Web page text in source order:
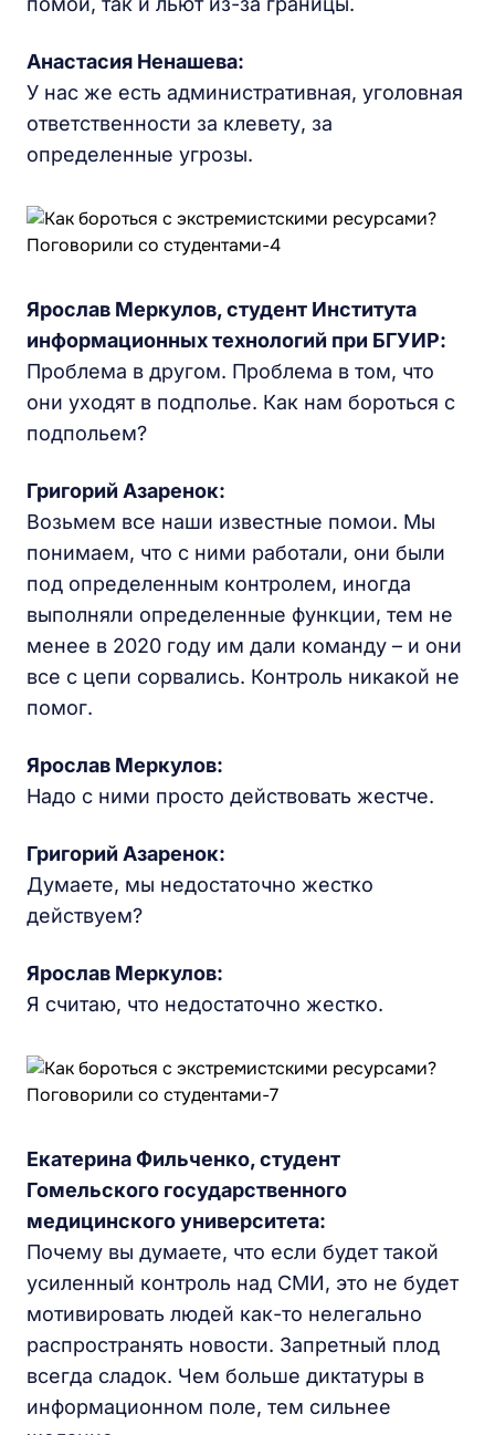
Анастасия Ненашева:
У нас же есть административная, уголовная
ответственности за клевету, за
определенные угрозы.
Ярослав Меркулов, студент Института
информационных технологий при БГУИР:
Проблема в другом. Проблема в том, что
они уходят в подполье. Как нам бороться с
подпольем?
Григорий Азаренок:
Возьмем все наши известные помои. Мы
понимаем, что с ними работали, они были
под определенным контролем, иногда
выполняли определенные функции, тем не
менее в 2020 году им дали команду – и они
все с цепи сорвались. Контроль никакой не
помог.
Ярослав Меркулов:
Надо с ними просто действовать жестче.
Григорий Азаренок:
Думаете, мы недостаточно жестко
действуем?
Ярослав Меркулов:
Я считаю, что недостаточно жестко.
Екатерина Фильченко, студент
Гомельского государственного
медицинского университета:
Почему вы думаете, что если будет такой
усиленный контроль над СМИ, это не будет
мотивировать людей как-то нелегально
распространять новости. Запретный плод
всегда сладок. Чем больше диктатуры в
информационном поле, тем сильнее